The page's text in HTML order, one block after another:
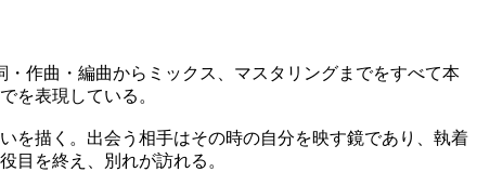
作曲・編曲からミックス、マスタリングまでをすべて本
を表現している。
を描く。出会う相手はその時の自分を映す鏡であり、執着
目を終え、別れが訪れる。